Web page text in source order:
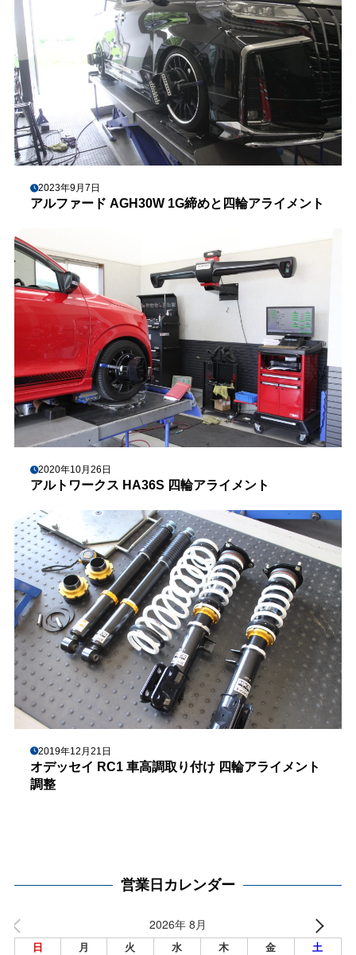
2023年9月7日
アルファード AGH30W 1G締めと四輪アライメント
2020年10月26日
アルトワークス HA36S 四輪アライメント
2019年12月21日
オデッセイ RC1 車高調取り付け 四輪アライメント
調整
営業日カレンダー
2026年 8月
日 月 火 水 木 金 土